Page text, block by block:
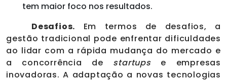
tem maior foco nos resultados.
Desafios. Em termos de desafios, a
gestão tradicional pode enfrentar dificuldades
ao lidar com a rápida mudança do mercado e
a concorrência de startupse empresas
inovadoras. A adaptação a novas tecnologias